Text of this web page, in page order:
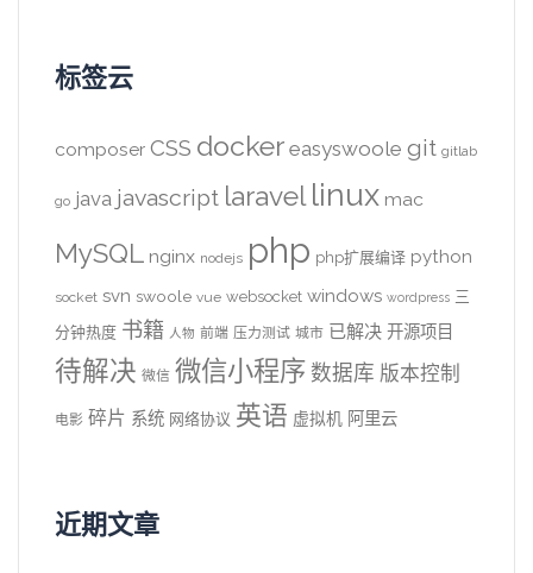
标签云
composer CSS docker easyswoole git gitlab
go java javascript laravel linux mac
MySQL nginx nodejs php php扩展编译 python
socket svn swoole vue websocket windows wordpress 三
分钟热度 书籍 人物 前端 压力测试 城市 已解决 开源项目
待解决 微信 微信小程序 数据库 版本控制
电影 碎片 系统 网络协议 英语 虚拟机 阿里云
近期文章